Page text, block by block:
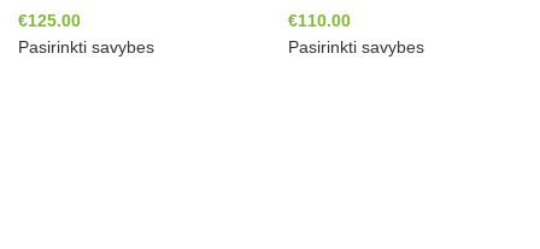
€125.00
Pasirinkti savybes
€110.00
Pasirinkti savybes